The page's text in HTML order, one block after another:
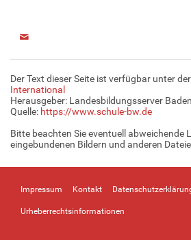
Der Text dieser Seite ist verfügbar unter
International
Herausgeber: Landesbildungsserver
Quelle: https://www.schule-bw.de
Bitte beachten Sie eventuell abweichende
eingebundenen Bildern und anderen
Impressum Kontakt
Urheberrechtsinformationen